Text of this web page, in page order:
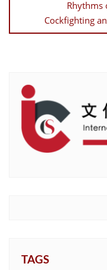
Rhythms
Cockfighting
TAGS